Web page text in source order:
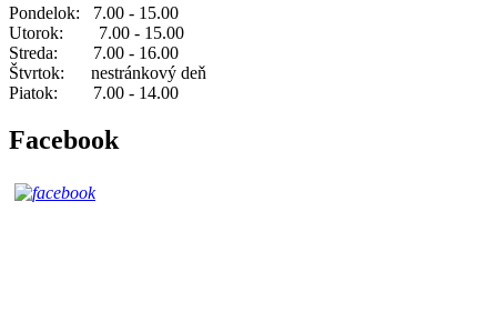
Pondelok: 7.00 - 15.00
Utorok: 7.00 - 15.00
Streda: 7.00 - 16.00
Štvrtok: nestránkový deň
Piatok: 7.00 - 14.00
Facebook